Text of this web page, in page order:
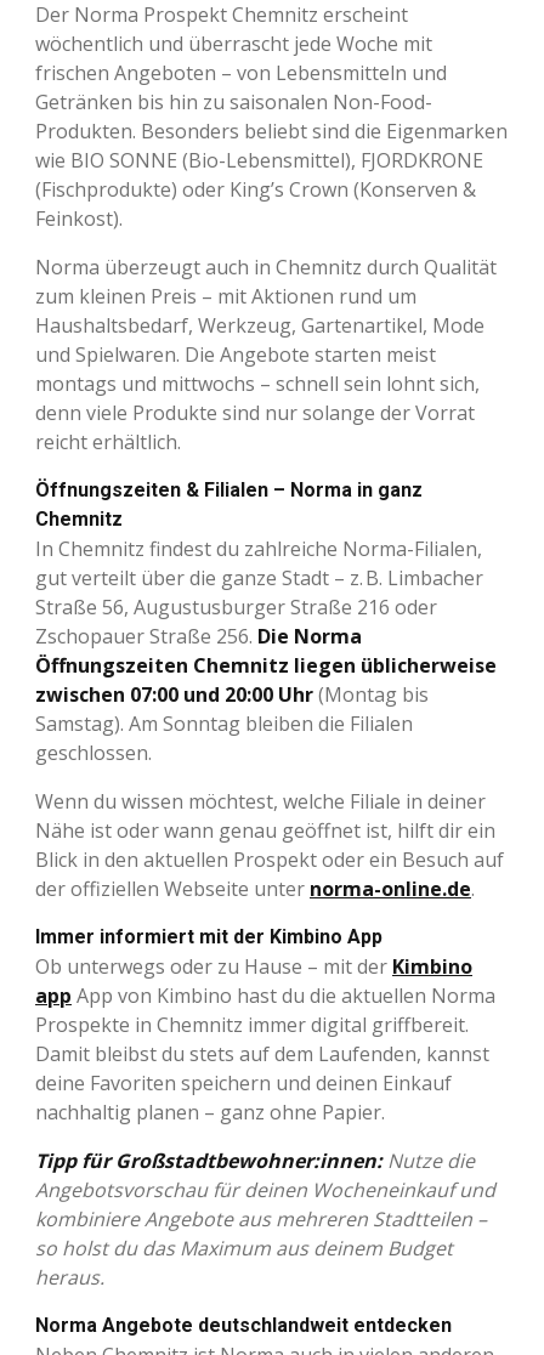
Der Norma Prospekt Chemnitz erscheint
wöchentlich und überrascht jede Woche mit
frischen Angeboten – von Lebensmitteln und
Getränken bis hin zu saisonalen Non-Food-
Produkten. Besonders beliebt sind die Eigenmarken
wie BIO SONNE (Bio-Lebensmittel), FJORDKRONE
(Fischprodukte) oder King’s Crown (Konserven &
Feinkost).
Norma überzeugt auch in Chemnitz durch Qualität
zum kleinen Preis – mit Aktionen rund um
Haushaltsbedarf, Werkzeug, Gartenartikel, Mode
und Spielwaren. Die Angebote starten meist
montags und mittwochs – schnell sein lohnt sich,
denn viele Produkte sind nur solange der Vorrat
reicht erhältlich.
Öffnungszeiten & Filialen – Norma in ganz
Chemnitz
In Chemnitz findest du zahlreiche Norma-Filialen,
gut verteilt über die ganze Stadt – z. B. Limbacher
Straße 56, Augustusburger Straße 216 oder
Zschopauer Straße 256. Die Norma
Öffnungszeiten Chemnitz liegen üblicherweise
zwischen 07:00 und 20:00 Uhr(Montag bis
Samstag). Am Sonntag bleiben die Filialen
geschlossen.
Wenn du wissen möchtest, welche Filiale in deiner
Nähe ist oder wann genau geöffnet ist, hilft dir ein
Blick in den aktuellen Prospekt oder ein Besuch auf
der offiziellen Webseite unter norma-online.de.
Immer informiert mit der Kimbino App
Ob unterwegs oder zu Hause – mit der Kimbino
app App von Kimbino hast du die aktuellen Norma
Prospekte in Chemnitz immer digital griffbereit.
Damit bleibst du stets auf dem Laufenden, kannst
deine Favoriten speichern und deinen Einkauf
nachhaltig planen – ganz ohne Papier.
Tipp für Großstadtbewohner:innen:Nutze die
Angebotsvorschau für deinen Wocheneinkauf und
kombiniere Angebote aus mehreren Stadtteilen –
so holst du das Maximum aus deinem Budget
heraus.
Norma Angebote deutschlandweit entdecken